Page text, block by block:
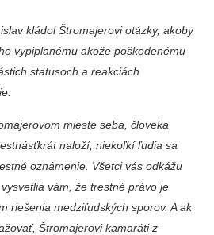
kládol Štromajerovi otázky, akoby
vypiplanému akože poškodenému
statusoch a reakciách
mieste seba, človeka
naloží, niekoľkí ľudia sa
oznámenie. Všetci vás odkážu
vám, že trestné právo je
riešenia medziľudských sporov. A ak
Štromajerovi kamaráti z